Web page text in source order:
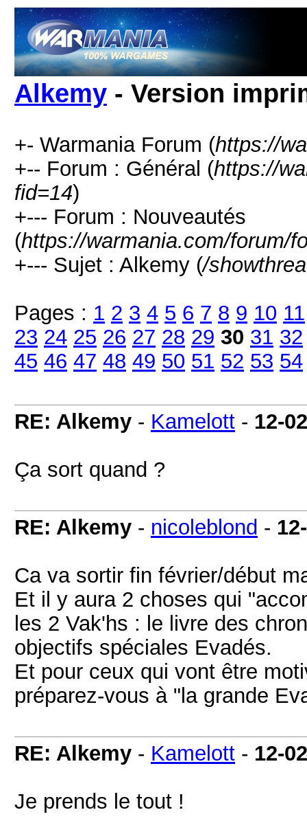
Alkemy - Version
+- Warmania Forum (https://
+-- Forum : Général (https://
fid=14)
+--- Forum : Nouveautés
(https://warmania.com/forum/
+--- Sujet : Alkemy (/
Pages : 1 2 3 4 5 6 7 8 9 10 11
23 24 25 26 27 28 29 30 31 32
45 46 47 48 49 50 51 52 53 54
RE: Alkemy - Kamelott - 12-
Ça sort quand ?
RE: Alkemy - nicoleblond -
Ca va sortir fin février/début
Et il y aura 2 choses qui
les 2 Vak'hs : le livre des
objectifs spéciales Evadés.
Et pour ceux qui vont être
préparez-vous à "la grande
RE: Alkemy - Kamelott - 12-
Je prends le tout !